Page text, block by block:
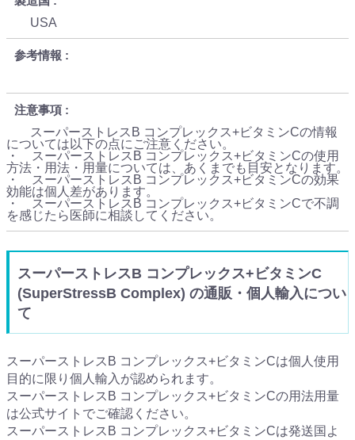
USA
参考情報
注意事項
スーパーストレスB コンプレックス+ビタミンCの情報
については以下の点にご注意ください。
・ スーパーストレスB コンプレックス+ビタミンCの使用
方法・用法・用量については、あくまでも目安となります。
・ スーパーストレスB コンプレックス+ビタミンCの効果
効能は個人差があります。
・ スーパーストレスB コンプレックス+ビタミンCで不調
を感じたら医師に相談してください。
スーパーストレスB コンプレックス+ビタミンC
(SuperStressB Complex) の通販・個人輸入につい
て
スーパーストレスB コンプレックス+ビタミンCは個人使用
目的に限り個人輸入が認められます。
スーパーストレスB コンプレックス+ビタミンCの用法用量
は公式サイトでご確認ください。
スーパーストレスB コンプレックス+ビタミンCは発送国よ